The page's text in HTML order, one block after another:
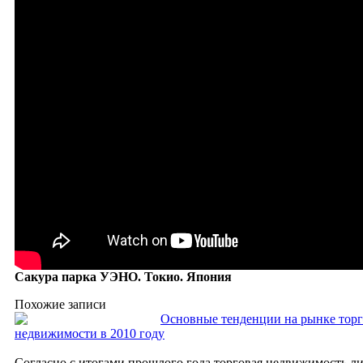
Сакура парка УЭНО. Токио. Япония
Похожие записи
Основные тенденции на рынке
недвижимости в 2010 году